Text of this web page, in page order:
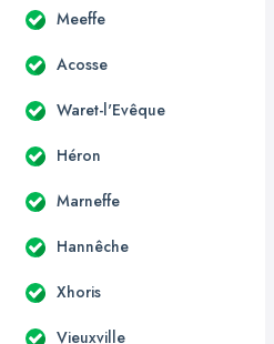
Meeffe
Acosse
Waret-l'Evêque
Héron
Marneffe
Hannêche
Xhoris
Vieuxville